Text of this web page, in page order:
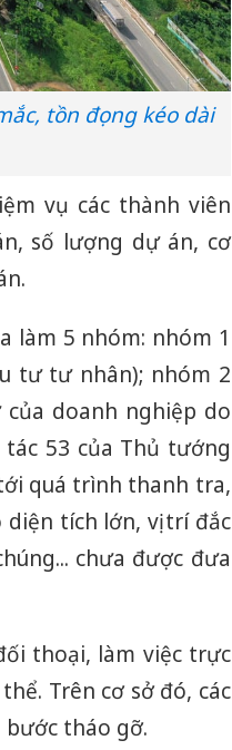
tồn đọng kéo dài
vụ các thành viên
số lượng dự án, cơ
làm 5 nhóm: nhóm 1
tư tư nhân); nhóm 2
doanh nghiệp do
53 của Thủ tướng
quá trình thanh tra,
tích lớn, vị trí đắc
chưa được đưa
thoại, làm việc trực
Trên cơ sở đó, các
bước tháo gỡ.